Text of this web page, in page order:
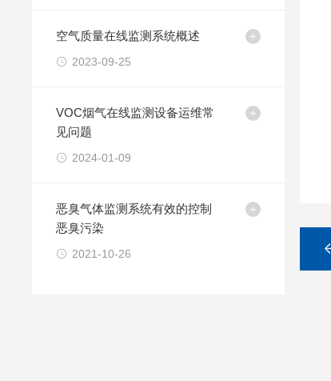
空气质量在线监测系统概述
2023-09-25
VOC烟气在线监测设备运维常
见问题
2024-01-09
恶臭气体监测系统有效的控制
恶臭污染
2021-10-26